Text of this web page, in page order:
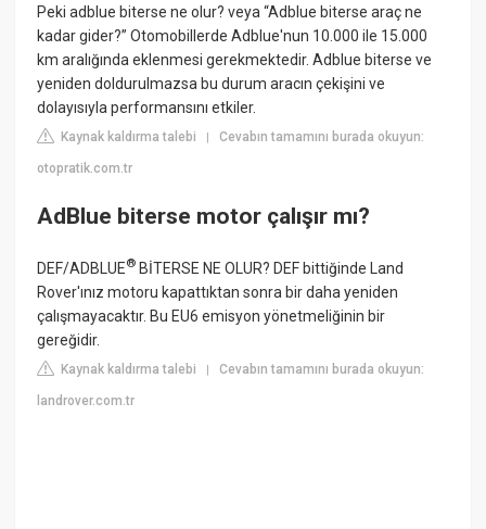
Peki adblue biterse ne olur? veya “Adblue biterse araç ne
kadar gider?” Otomobillerde Adblue'nun 10.000 ile 15.000
km aralığında eklenmesi gerekmektedir. Adblue biterse ve
yeniden doldurulmazsa bu durum aracın çekişini ve
dolayısıyla performansını etkiler.
Kaynak kaldırma talebi |Cevabın tamamını burada okuyun:
otopratik.com.tr
AdBlue biterse motor çalışır mı?
DEF/ADBLUE® BİTERSE NE OLUR? DEF bittiğinde Land
Rover'ınız motoru kapattıktan sonra bir daha yeniden
çalışmayacaktır. Bu EU6 emisyon yönetmeliğinin bir
gereğidir.
Kaynak kaldırma talebi |Cevabın tamamını burada okuyun:
landrover.com.tr